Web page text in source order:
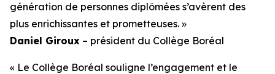
génération de personnes diplômées s’avèrent des
plus enrichissantes et prometteuses. »
Daniel Giroux – président du Collège Boréal
« Le Collège Boréal souligne l’engagement et le